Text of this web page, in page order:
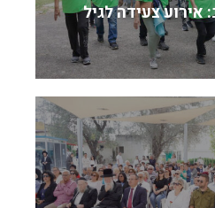
אירוע צעידה לגיל